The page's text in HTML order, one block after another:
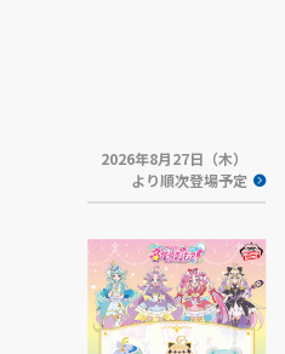
2026年8月27日（木）
より順次登場予定